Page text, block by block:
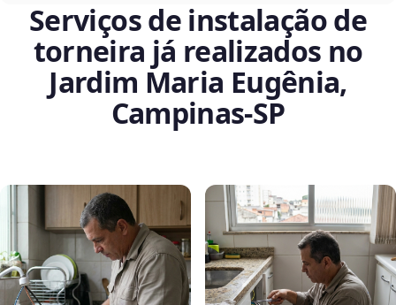
Serviços de instalação de
torneira já realizados no
Jardim Maria Eugênia,
Campinas‑SP